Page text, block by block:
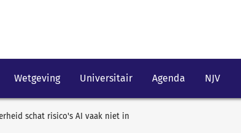
Wetgeving Universitair Agenda NJV
schat risico's AI vaak niet in